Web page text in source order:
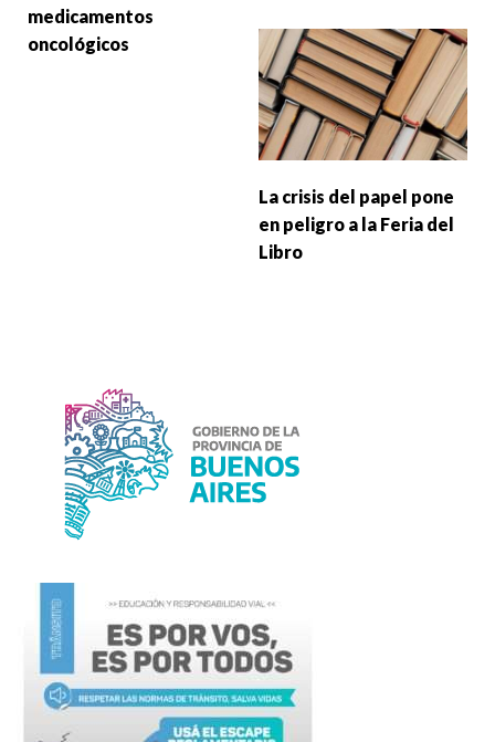
medicamentos
oncológicos
La crisis del papel pone
en peligro a la Feria del
Libro